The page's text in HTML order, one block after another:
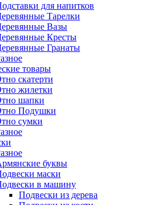
для напитков
Тарелки
Вазы
Кресты
Гранаты
товары
скатерти
жилетки
шапки
Подушки
сумки
буквы
маски
в машину
Подвески из дерева